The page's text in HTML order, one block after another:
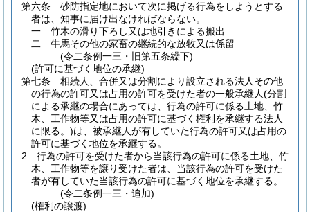
第六条
砂防指定地において次に掲げる行為をしようとする
者は、知事に届け出なければならない。
一
竹木の滑り下ろし又は地引きによる搬出
二
牛馬その他の家畜の継続的な放牧又は係留
(令二条例一三・旧第五条繰下)
(許可に基づく地位の承継)
第七条
相続人、合併又は分割により設立される法人その他
の行為の許可又は占用の許可を受けた者の一般承継人(分割
による承継の場合にあっては、行為の許可に係る土地、竹
木、工作物等又は占用の許可に基づく権利を承継する法人
に限る。)は、被承継人が有していた行為の許可又は占用の
許可に基づく地位を承継する。
2
行為の許可を受けた者から当該行為の許可に係る土地、竹
木、工作物等を譲り受けた者は、当該行為の許可を受けた
者が有していた当該行為の許可に基づく地位を承継する。
(令二条例一三・追加)
(権利の譲渡)